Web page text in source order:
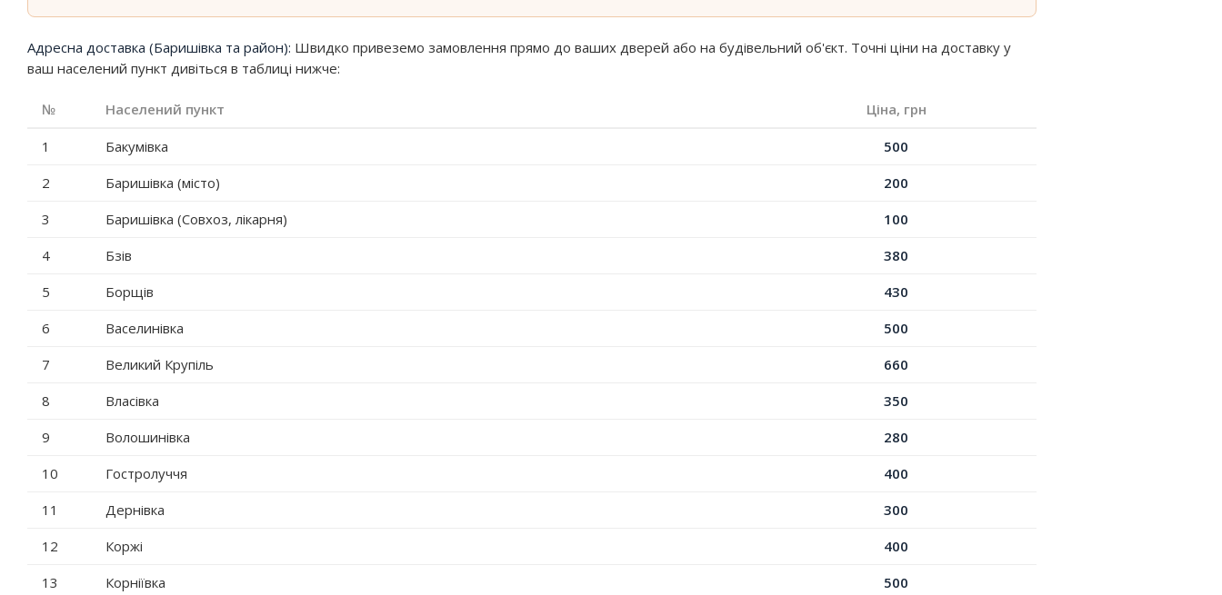
Адресна доставка (Баришівка та район): Швидко привеземо замовлення прямо до ваших дверей або на будівельний об'єкт. Точні ціни на доставку у
ваш населений пункт дивіться в таблиці нижче:
№ Населений пункт Ціна, грн
1 Бакумівка
500
2
Баришівка (місто)
200
3
Баришівка (Совхоз, лікарня)
100
4
Бзів
380
5
Борщів
430
6
Васелинівка
500
7
Великий Крупіль
660
8
Власівка
350
9
Волошинівка
280
10
Гостролуччя
400
11
Дернівка
300
12
Коржі
400
13
Корніївка
500